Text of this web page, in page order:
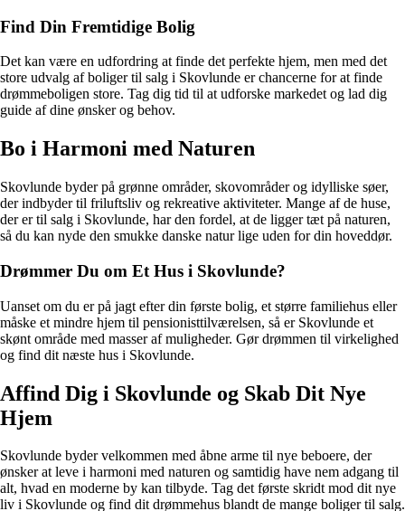
Find Din Fremtidige Bolig
Det kan være en udfordring at finde det perfekte hjem, men med det
store udvalg af boliger til salg i Skovlunde er chancerne for at finde
drømmeboligen store. Tag dig tid til at udforske markedet og lad dig
guide af dine ønsker og behov.
Bo i Harmoni med Naturen
Skovlunde byder på grønne områder, skovområder og idylliske søer,
der indbyder til friluftsliv og rekreative aktiviteter. Mange af de huse,
der er til salg i Skovlunde, har den fordel, at de ligger tæt på naturen,
så du kan nyde den smukke danske natur lige uden for din hoveddør.
Drømmer Du om Et Hus i Skovlunde?
Uanset om du er på jagt efter din første bolig, et større familiehus eller
måske et mindre hjem til pensionisttilværelsen, så er Skovlunde et
skønt område med masser af muligheder. Gør drømmen til virkelighed
og find dit næste hus i Skovlunde.
Affind Dig i Skovlunde og Skab Dit Nye
Hjem
Skovlunde byder velkommen med åbne arme til nye beboere, der
ønsker at leve i harmoni med naturen og samtidig have nem adgang til
alt, hvad en moderne by kan tilbyde. Tag det første skridt mod dit nye
liv i Skovlunde og find dit drømmehus blandt de mange boliger til salg.